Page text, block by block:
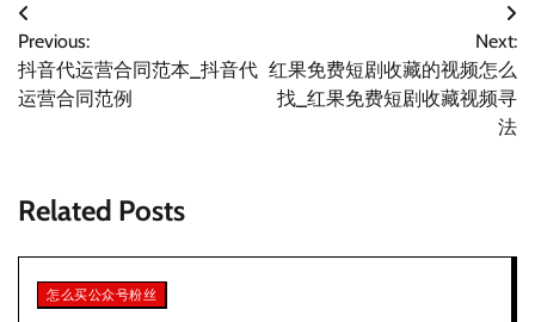
文
章
导
Previous:
抖音代运营合同范本_抖音代
运营合同范例
Next:
红果免费短剧收藏的视频怎么
找_红果免费短剧收藏视频寻
法
Related Posts
怎么买公众号粉丝